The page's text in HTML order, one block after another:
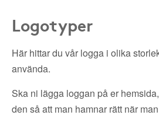
Logotyper
Här hittar du vår logga i olika
använda.
Ska ni lägga loggan på er
den så att man hamnar rätt när